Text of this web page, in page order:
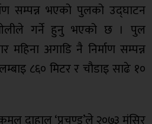
सम्पन्न भएको पुलको उद्घाटन
ओलीले गर्ने हुनु भएको छ । पुल
महिना अगाडि नै निर्माण सम्पन्न
८६० मिटर र चौडाइ साढे १०